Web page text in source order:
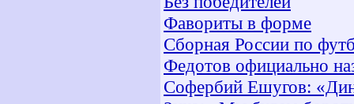
Фавориты в форме
Сборная России по
Федотов официально
Софербий Ешугов: